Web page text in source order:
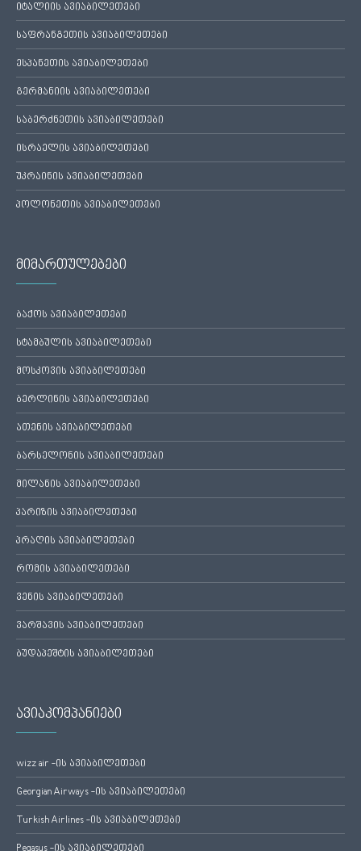
იტალიის ავიაბილეთები
საფრანგეთის ავიაბილეთები
ესპანეთის ავიაბილეთები
გერმანიის ავიაბილეთები
საბერძნეთის ავიაბილეთები
ისრაელის ავიაბილეთები
უკრაინის ავიაბილეთები
პოლონეთის ავიაბილეთები
მიმართულებები
ბაქოს ავიაბილეთები
სტამბულის ავიაბილეთები
მოსკოვის ავიაბილეთები
ბერლინის ავიაბილეთები
ათენის ავიაბილეთები
ბარსელონის ავიაბილეთები
მილანის ავიაბილეთები
პარიზის ავიაბილეთები
პრაღის ავიაბილეთები
რომის ავიაბილეთები
ვენის ავიაბილეთები
ვარშავის ავიაბილეთები
ბუდაპეშტის ავიაბილეთები
ავიაკომპანიები
wizz air -ის ავიაბილეთები
Georgian Airways -ის ავიაბილეთები
Turkish Airlines -ის ავიაბილეთები